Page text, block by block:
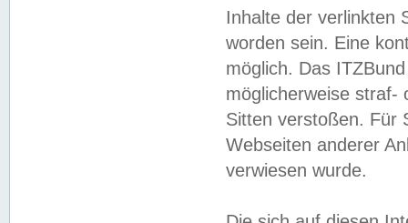
Inhalte der verlinkten
worden sein. Eine
möglich. Das
möglicherweise straf-
Sitten verstoßen. Für
Webseiten anderer
verwiesen wurde.